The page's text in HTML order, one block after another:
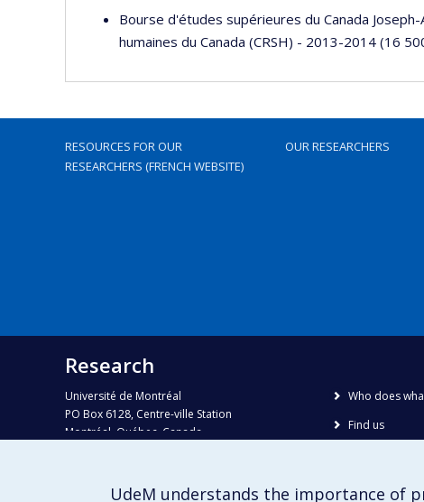
Bourse d'études supérieures du Canada
humaines du Canada (CRSH) - 2013-2014 (16
RESOURCES FOR OUR
RESEARCHERS (FRENCH WEBSITE)
OUR RESEARCHERS
Research
Université de Montréal
PO Box 6128, Centre-ville Station
Montréal, Québec, Canada
Phone : 514 343-6111, #38492
Who does
Find us
UdeM understands the importance of